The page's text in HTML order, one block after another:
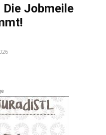
Die Jobmeile